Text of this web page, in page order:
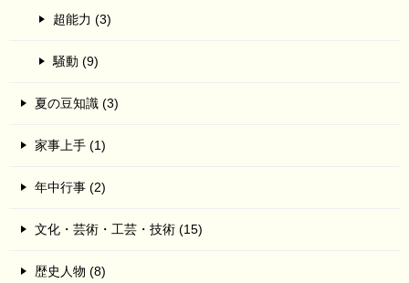
超能力 (3)
騒動 (9)
夏の豆知識 (3)
家事上手 (1)
年中行事 (2)
文化・芸術・工芸・技術 (15)
歴史人物 (8)